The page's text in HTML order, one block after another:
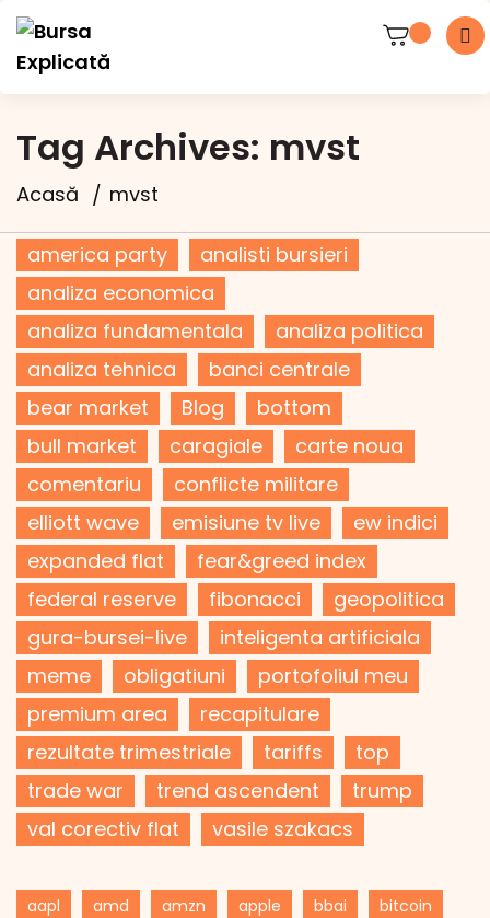
Tag Archives: mvst
Acasă mvst
america party
analisti bursieri
analiza economica
analiza fundamentala
analiza politica
analiza tehnica
banci centrale
bear market
Blog
bottom
bull market
caragiale
carte noua
comentariu
conflicte militare
elliott wave
emisiune tv live
ew indici
expanded flat
fear&greed index
federal reserve
fibonacci
geopolitica
gura-bursei-live
inteligenta artificiala
meme
obligatiuni
portofoliul meu
premium area
recapitulare
rezultate trimestriale
tariffs
top
trade war
trend ascendent
trump
val corectiv flat
vasile szakacs
aapl amd amzn apple bbai
bitcoin